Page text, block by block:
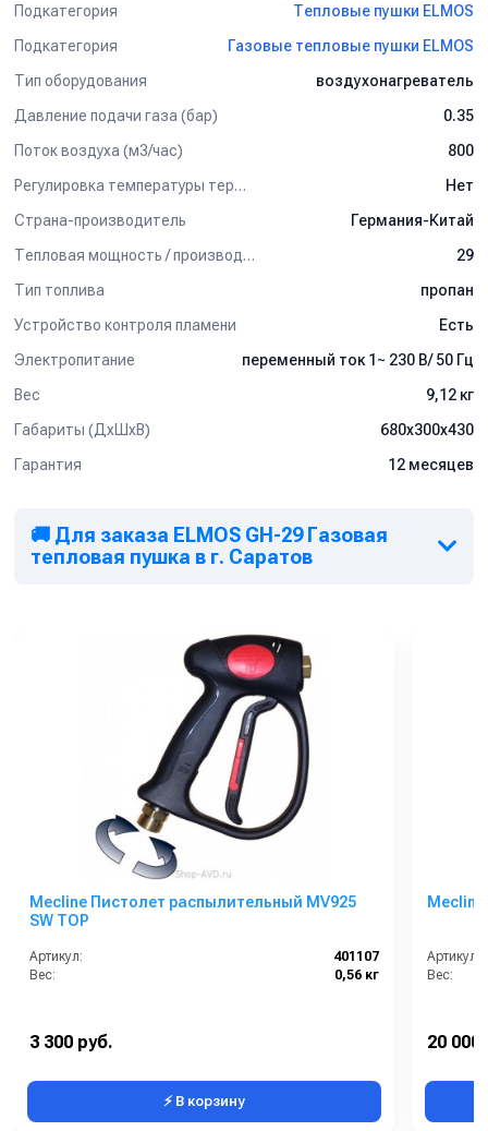
Подкатегория
Тепловые пушки ELMOS
Подкатегория
Газовые тепловые пушки ELMOS
Тип оборудования
воздухонагреватель
Давление подачи газа (бар)
0.35
Поток воздуха (м3/час)
800
Регулировка температуры термостатом
Нет
Страна-производитель
Германия-Китай
Тепловая мощность / производительность (кВт)
29
Тип топлива
пропан
Устройство контроля пламени
Есть
Электропитание
переменный ток 1~ 230 В/ 50 Гц
Вес
9,12 кг
Габариты (ДхШхВ)
680х300х430
Гарантия
12 месяцев
🚚 Для заказа ELMOS GH-29 Газовая
тепловая пушка в г. Саратов
Mecline Пистолет распылительный MV925
SW TOP
Артикул:
401107
Вес:
0,56 кг
3 300 руб.
⚡ В корзину
Артикул:
Вес:
20 000